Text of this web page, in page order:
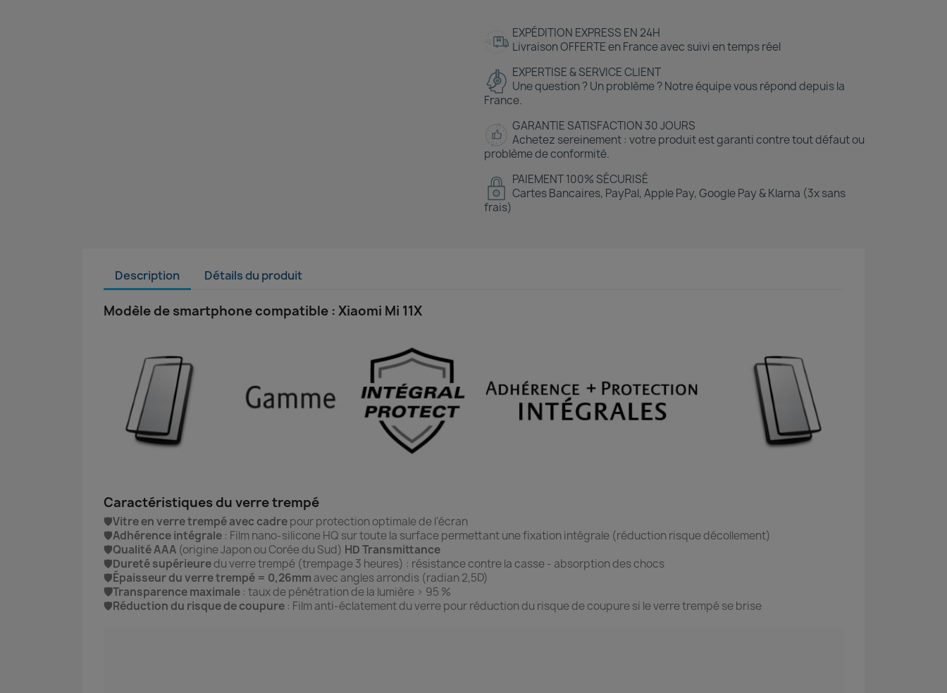
EXPÉDITION EXPRESS EN 24H
Livraison OFFERTE en France avec suivi en temps réel
EXPERTISE & SERVICE CLIENT
Une question ? Un problème ? Notre équipe vous répond depuis la
France.
GARANTIE SATISFACTION 30 JOURS
Achetez sereinement : votre produit est garanti contre tout défaut ou
problème de conformité.
PAIEMENT 100% SÉCURISÉ
Cartes Bancaires, PayPal, Apple Pay, Google Pay & Klarna (3x sans
frais)
Description Détails du produit
Modèle de smartphone compatible : Xiaomi Mi 11X
Caractéristiques du verre trempé
🛡️Vitre en verre trempé avec cadrepour protection optimale de l'écran
🛡️Adhérence intégrale : Film nano-silicone HQ sur toute la surface permettant une fixation intégrale (réduction risque décollement)
🛡️Qualité AAA (origine Japon ou Corée du Sud) HD Transmittance
🛡️Dureté supérieuredu verre trempé (trempage 3 heures) : résistance contre la casse - absorption des chocs
🛡️Épaisseur du verre trempé = 0,26mm avec angles arrondis (radian 2,5D)
🛡️Transparence maximale : taux de pénétration de la lumière > 95 %
🛡️Réduction du risque de coupure : Film anti-éclatement du verre pour réduction du risque de coupure si le verre trempé se brise